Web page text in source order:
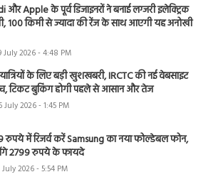
और Apple के पूर्व डिजाइनरों ने बनाई लग्जरी इलेक्ट्रिक
100 किमी से ज्यादा की रेंज के साथ आएगी यह अनोखी
July 2026 - 4:48 PM
के लिए बड़ी खुशखबरी, IRCTC की नई वेबसाइट
टिकट बुकिंग होगी पहले से आसान और तेज
July 2026 - 1:45 PM
रुपये में रिजर्व करें Samsung का नया फोल्डेबल फोन,
2799 रुपये के फायदे
2026 - 5:54 PM